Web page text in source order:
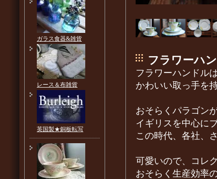
フラワーハ
フラワーハンドル
かわいい取っ手を
おそらくパラゴン
イギリスを中心に
この時代、各社、
可愛いので、コレ
おそらく生産効率
ガラス食器&雑貨
レース＆布雑貨
英国製★銅板転写